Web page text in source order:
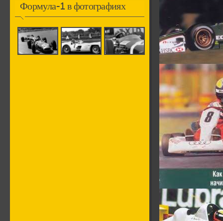
Формула-1 в фотографиях